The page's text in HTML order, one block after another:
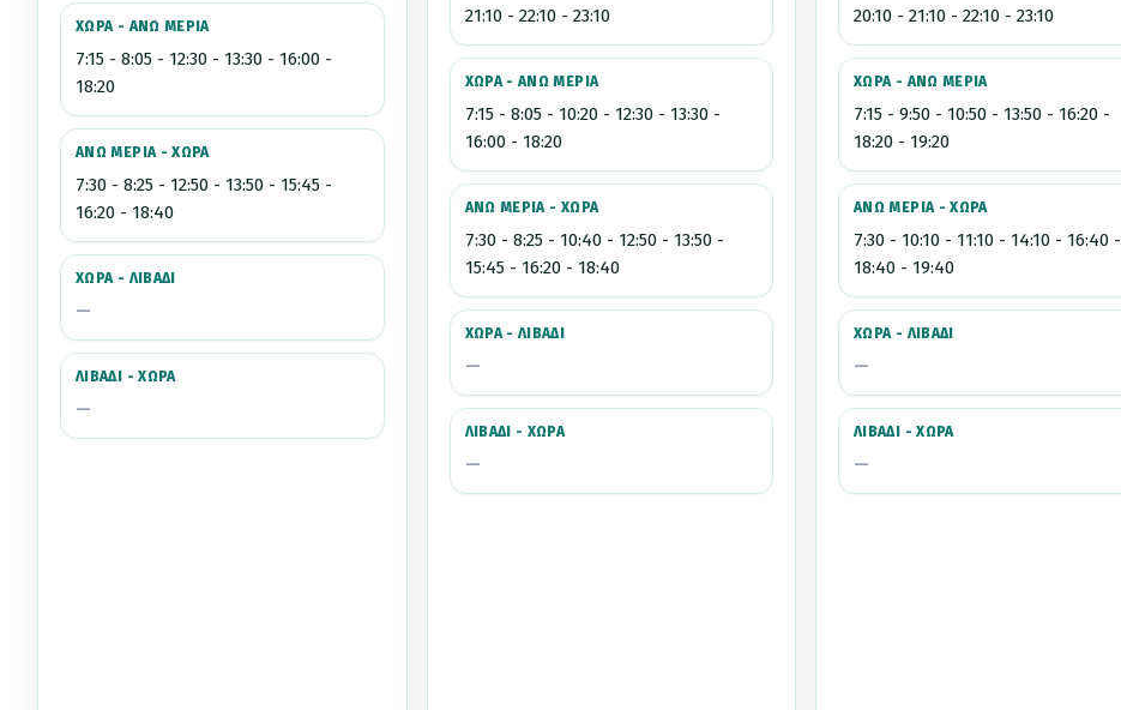
ΧΩΡΑ - ΑΝΩ ΜΕΡΙΑ
7:15 - 8:05 - 12:30 - 13:30 - 16:00 -
18:20
ΑΝΩ ΜΕΡΙΑ - ΧΩΡΑ
7:30 - 8:25 - 12:50 - 13:50 - 15:45 -
16:20 - 18:40
ΧΩΡΑ - ΛΙΒΑΔΙ
—
ΛΙΒΑΔΙ - ΧΩΡΑ
—
21:10 - 22:10 - 23:10
ΧΩΡΑ - ΑΝΩ ΜΕΡΙΑ
7:15 - 8:05 - 10:20 - 12:30 - 13:30 -
16:00 - 18:20
ΑΝΩ ΜΕΡΙΑ - ΧΩΡΑ
7:30 - 8:25 - 10:40 - 12:50 - 13:50 -
15:45 - 16:20 - 18:40
ΧΩΡΑ - ΛΙΒΑΔΙ
—
ΛΙΒΑΔΙ - ΧΩΡΑ
—
20:10 - 21:10 - 22:10 - 23:10
ΧΩΡΑ - ΑΝΩ ΜΕΡΙΑ
7:15 - 9:50 - 10:50 - 13:50 - 16:20 -
18:20 - 19:20
ΑΝΩ ΜΕΡΙΑ - ΧΩΡΑ
7:30 - 10:10 - 11:10 - 14:10 - 16:40 -
18:40 - 19:40
ΧΩΡΑ - ΛΙΒΑΔΙ
—
ΛΙΒΑΔΙ - ΧΩΡΑ
—